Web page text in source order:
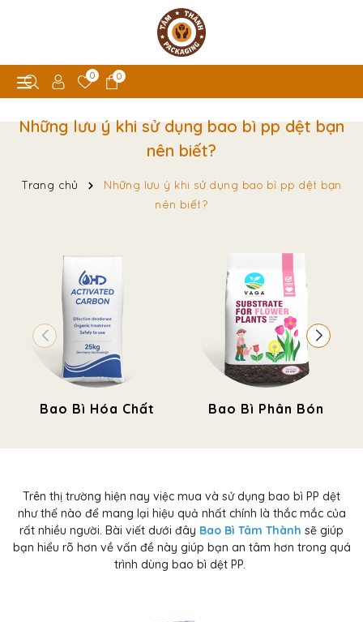
0 0
Những lưu ý khi sử dụng bao bì pp dệt bạn
nên biết?
Trang chủ
Những lưu ý khi sử dụng bao bì pp dệt bạn
nên biết?
Bao Bì Hóa Chất Bao Bì Phân Bón
Trên thị trường hiện nay việc mua và sử dụng bao bì PP dệt
như thế nào để mang lại hiệu quả nhất chính là thắc mắc của
rất nhiều người. Bài viết dưới đây Bao Bì Tâm Thành sẽ giúp
bạn hiểu rõ hơn về vấn đề này giúp bạn an tâm hơn trong quá
trình dùng bao bì dệt PP.